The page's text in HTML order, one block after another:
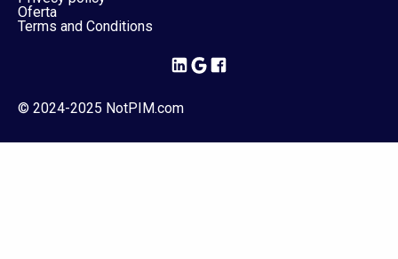
Oferta
Terms and Conditions
© 2024-2025 NotPIM.com